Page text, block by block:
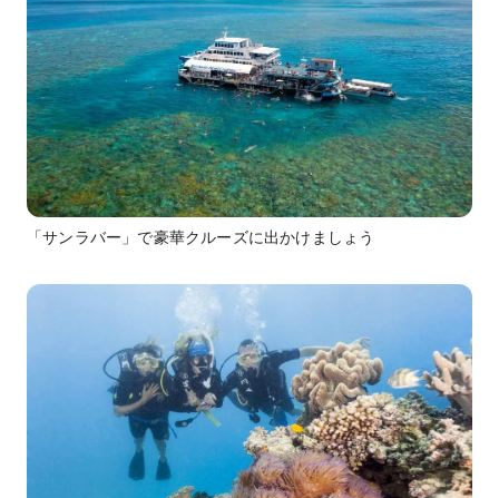
「サンラバー」で豪華クルーズに出かけましょう